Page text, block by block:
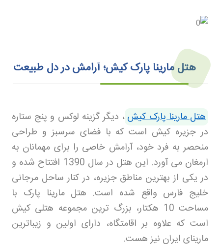
هتل مارینا پارک کیش؛ آرامش در دل طبیعت
هتل مارینا پارک کیش، دیگر گزینه لوکس و پنج ستاره
در جزیره کیش است که با فضای سرسبز و طراحی
منحصر به فرد خود، آرامش خاصی را برای مهمانان به
ارمغان می آورد.
این هتل در سال 1390 افتتاح شده و
در یکی از بهترین مناطق جزیره، در کنار ساحل مرجانی
خلیج فارس واقع شده است. هتل مارینا پارک با
مساحت 10 هکتار، بزرگ ترین مجموعه هتلی کیش
است که علاوه بر اقامتگاه، دارای اولین و زیباترین
مارینای ایران نیز هست.